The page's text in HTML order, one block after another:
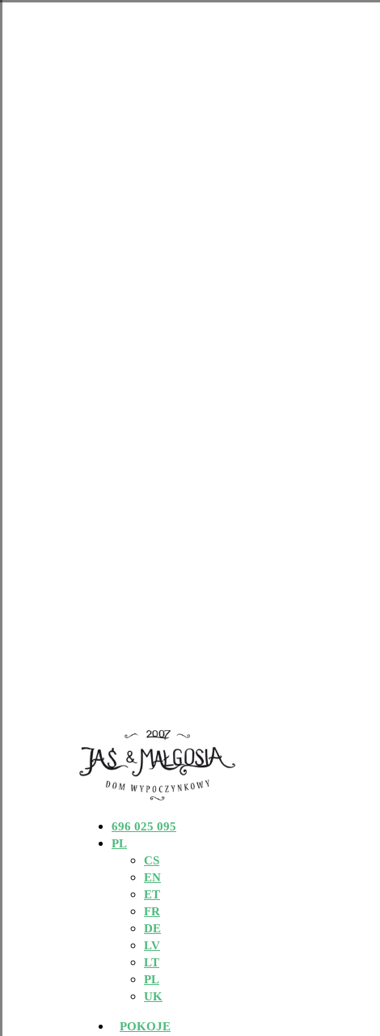
696 025 095
PL
CS
EN
ET
FR
DE
LV
LT
PL
UK
Menu
POKOJE